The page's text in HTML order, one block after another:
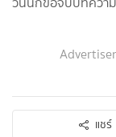
แชร์